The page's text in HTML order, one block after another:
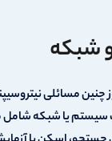
و شبکه
مسائلی
سیستم یا شبكه